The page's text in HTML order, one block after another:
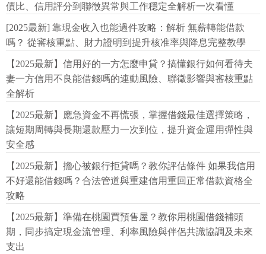
債比、信用評分到聯徵異常與工作穩定全解析一次看懂
[2025最新] 靠現金收入也能過件攻略：解析 無薪轉能借款
嗎？ 從審核重點、財力證明到提升核准率與降息完整教學
【2025最新】信用好的一方怎麼申貸？搞懂銀行如何看待夫
妻一方信用不良能借錢嗎的連動風險、聯徵影響與審核重點
全解析
【2025最新】應急資金不再慌張，掌握借錢最佳選擇策略，
讓短期周轉與長期還款壓力一次到位，提升資金運用彈性與
安全感
【2025最新】擔心被銀行拒貸嗎？教你評估條件 如果我信用
不好還能借錢嗎？合法管道與重建信用重回正常借款資格全
攻略
【2025最新】準備在桃園買預售屋？教你用桃園借錢補頭
期，同步搞定現金流管理、利率風險與伴侶共識協調及未來
支出